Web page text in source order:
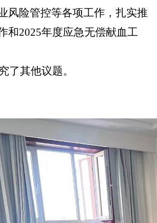
风险管控等各项工作 ， 扎实推
和2025年度应急无偿献血工
其他议题。